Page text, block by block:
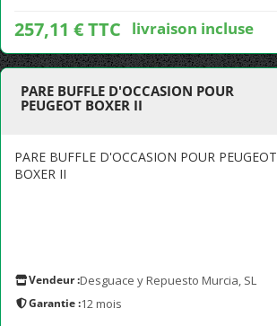
257,11 € TTC livraison incluse
PARE BUFFLE D'OCCASION POUR
PEUGEOT BOXER II
PARE BUFFLE D'OCCASION POUR PEUGEOT
BOXER II
Vendeur :Desguace y Repuesto Murcia, SL
Garantie :12 mois